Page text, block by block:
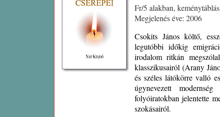
Fr/5 alakban,
Megjelenés éve: 2006
Csokits János költő,
legutóbbi időkig
irodalom ritkán
klasszikusairól (Arany
és széles látókörre valló
úgynevezett
folyóiratokban jelentette
szokásairól.